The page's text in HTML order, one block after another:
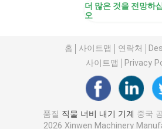
더 많은 것을 전망하
오
홈 사이트맵 연락처
사이트맵
Privacy
품질 직물 너비 내기 기계 중국
2026 Xinwen Machinery